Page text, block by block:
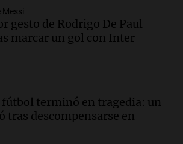
de Propiedad Privada: el revés
expuso una debilidad
del Gobierno
se prepara para una
única: 30.000 turistas y el
Toreo de la Vincha
Messi
gesto de Rodrigo De Paul
marcar un gol con Inter
fútbol terminó en tragedia: un
tras descompensarse en